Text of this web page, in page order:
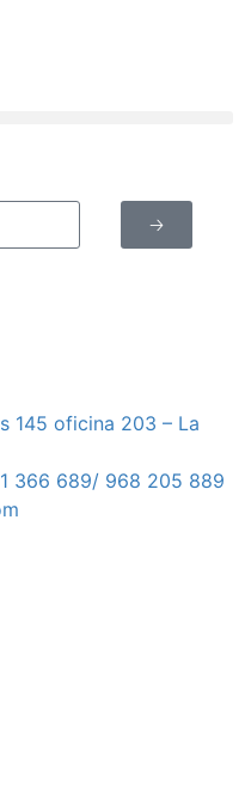
🡢
145 oficina 203 – La
366 689/ 968 205 889